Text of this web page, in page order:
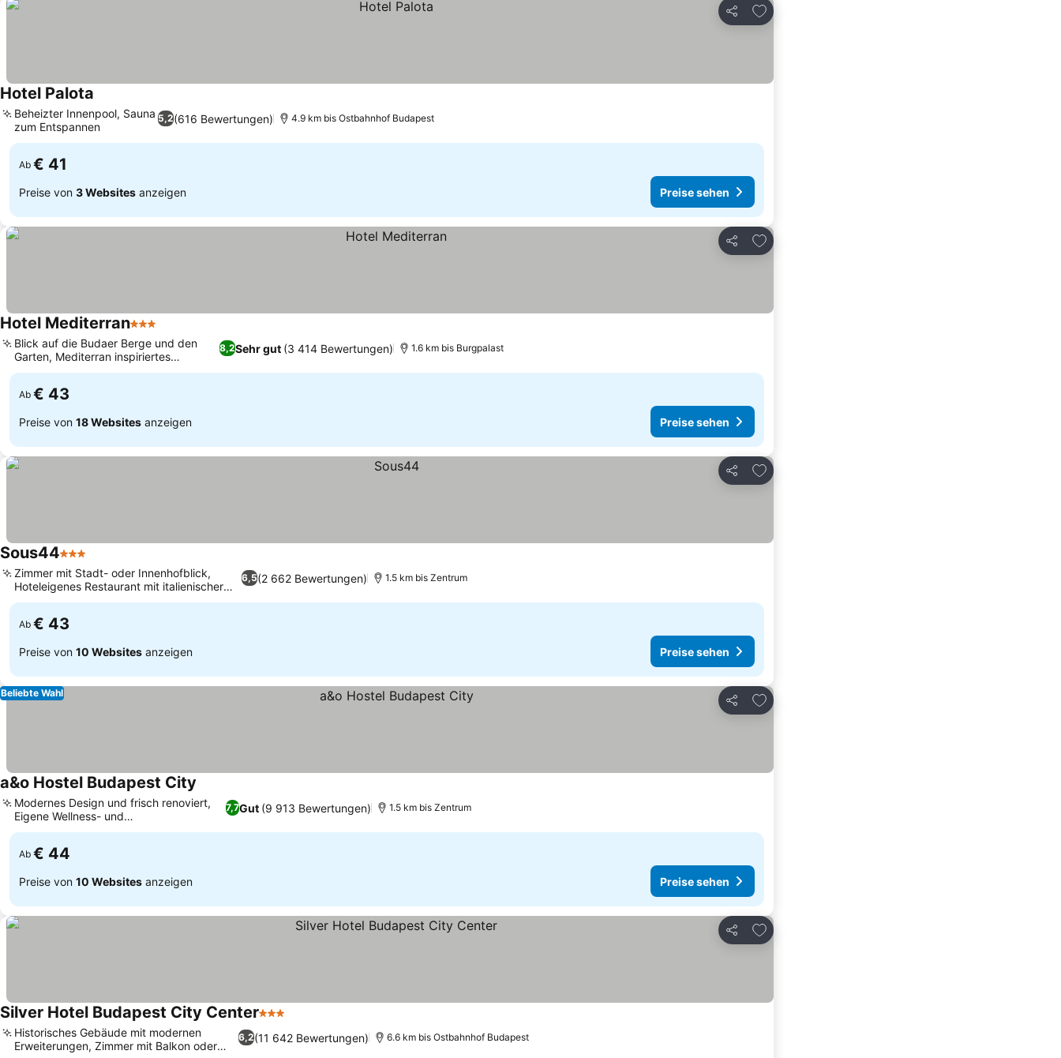
Teilen
Zu Favoriten hinzufügen
Hotel Palota
5,2(616 Bewertungen)
Beheizter Innenpool, Sauna
zum Entspannen
4.9 km bis Ostbahnhof Budapest
Ab € 41
Preise von 3 Websites anzeigen Preise sehen
Teilen
Zu Favoriten hinzufügen
Hotel Mediterran3 Sterne
8,2Sehr gut (3 414 Bewertungen)
Blick auf die Budaer Berge und den
Garten, Mediterran inspiriertes
modernes Dekor
1.6 km bis Burgpalast
Ab € 43
Preise von 18 Websites anzeigen Preise sehen
Teilen
Zu Favoriten hinzufügen
Sous443 Sterne
6,5(2 662 Bewertungen)
Zimmer mit Stadt- oder Innenhofblick,
Hoteleigenes Restaurant mit italienischer
Küche
1.5 km bis Zentrum
Ab € 43
Preise von 10 Websites anzeigen Preise sehen
Teilen
Zu Favoriten hinzufügen
Beliebte Wahl
a&o Hostel Budapest City
7,7Gut (9 913 Bewertungen)
Modernes Design und frisch renoviert,
Eigene Wellness- und
Fitnesseinrichtungen
1.5 km bis Zentrum
Ab € 44
Preise von 10 Websites anzeigen Preise sehen
Teilen
Zu Favoriten hinzufügen
Silver Hotel Budapest City Center3 Sterne
6,2(11 642 Bewertungen)
Historisches Gebäude mit modernen
Erweiterungen, Zimmer mit Balkon oder
6.6 km bis Ostbahnhof Budapest